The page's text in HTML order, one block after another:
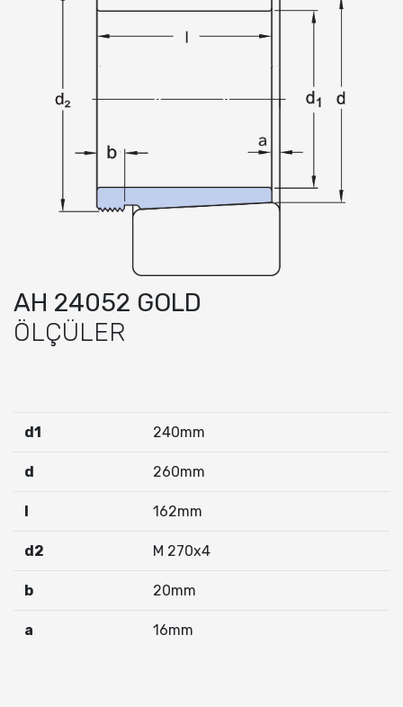
AH 24052 GOLD
ÖLÇÜLER
d1 240mm
d 260mm
I 162mm
d2 M 270x4
b 20mm
a 16mm